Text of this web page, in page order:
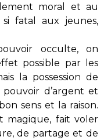
moral et au
fatal aux jeunes,
occulte, on
possible par les
la possession de
d’argent et
sens et la raison.
magique, fait voler
de partage et de